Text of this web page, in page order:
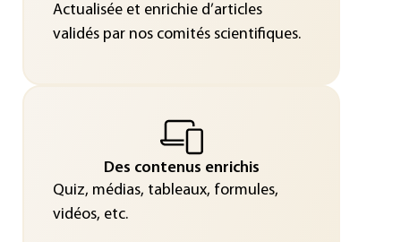
Actualisée et enrichie d’articles
validés par nos comités scientifiques.
Des contenus enrichis
Quiz, médias, tableaux, formules,
vidéos, etc.